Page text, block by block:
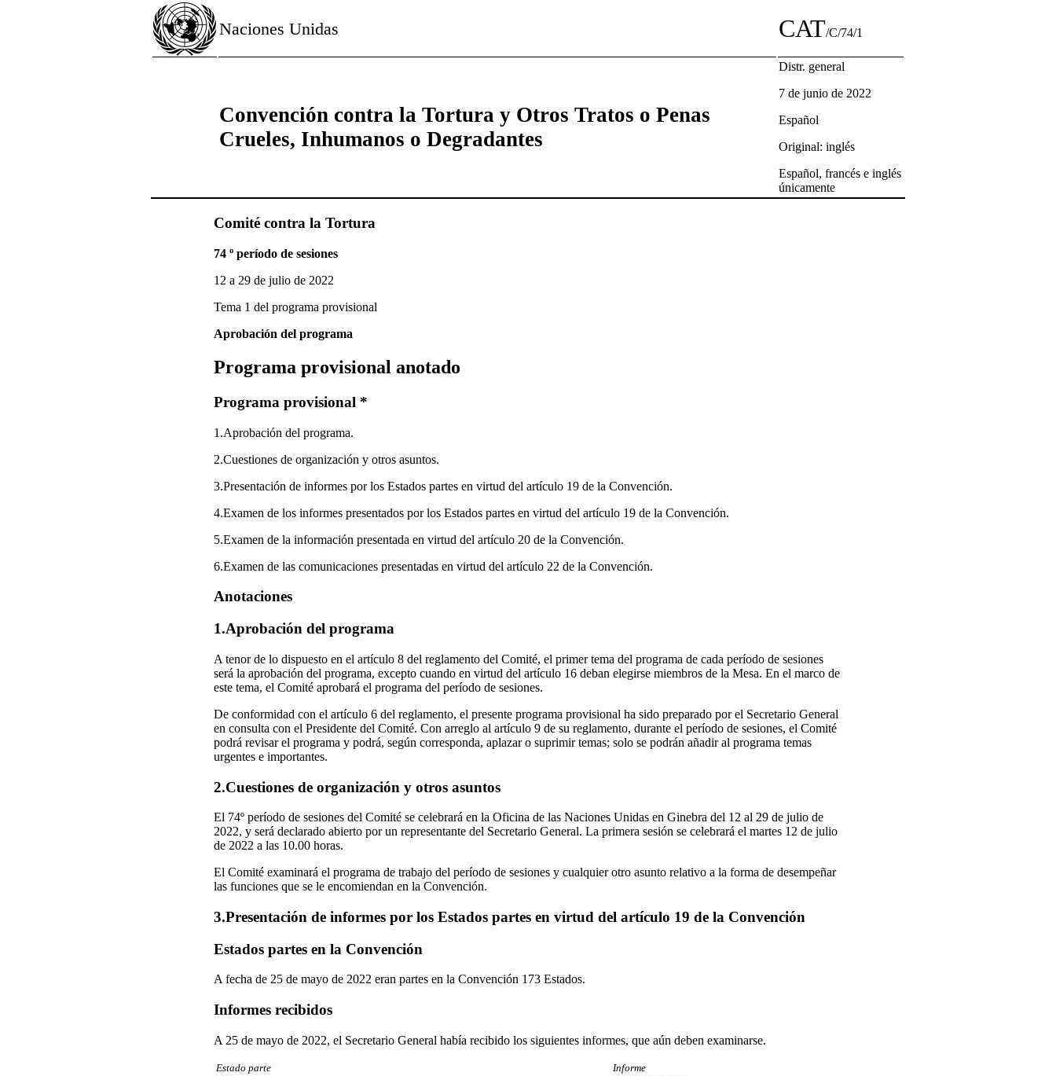
Naciones Unidas CAT/C/74/1
Convención contra la Tortura y Otros Tratos o Penas
Crueles, Inhumanos o Degradantes
Distr. general
7 de junio de 2022
Español
Original: inglés
Español, francés e inglés
únicamente
Comité contra la Tortura
74 º período de sesiones
12 a 29 de julio de 2022
Tema 1 del programa provisional
Aprobación del programa
Programa provisional anotado
Programa provisional *
1.Aprobación del programa.
2.Cuestiones de organización y otros asuntos.
3.Presentación de informes por los Estados partes en virtud del artículo 19 de la Convención.
4.Examen de los informes presentados por los Estados partes en virtud del artículo 19 de la Convención.
5.Examen de la información presentada en virtud del artículo 20 de la Convención.
6.Examen de las comunicaciones presentadas en virtud del artículo 22 de la Convención.
Anotaciones
1.Aprobación del programa
A tenor de lo dispuesto en el artículo 8 del reglamento del Comité, el primer tema del programa de cada período de sesiones
será la aprobación del programa, excepto cuando en virtud del artículo 16 deban elegirse miembros de la Mesa. En el marco de
este tema, el Comité aprobará el programa del período de sesiones.
De conformidad con el artículo 6 del reglamento, el presente programa provisional ha sido preparado por el Secretario General
en consulta con el Presidente del Comité. Con arreglo al artículo 9 de su reglamento, durante el período de sesiones, el Comité
podrá revisar el programa y podrá, según corresponda, aplazar o suprimir temas; solo se podrán añadir al programa temas
urgentes e importantes.
2.Cuestiones de organización y otros asuntos
El 74º período de sesiones del Comité se celebrará en la Oficina de las Naciones Unidas en Ginebra del 12 al 29 de julio de
2022, y será declarado abierto por un representante del Secretario General. La primera sesión se celebrará el martes 12 de julio
de 2022 a las 10.00 horas.
El Comité examinará el programa de trabajo del período de sesiones y cualquier otro asunto relativo a la forma de desempeñar
las funciones que se le encomiendan en la Convención.
3.Presentación de informes por los Estados partes en virtud del artículo 19 de la Convención
Estados partes en la Convención
A fecha de 25 de mayo de 2022 eran partes en la Convención 173 Estados.
Informes recibidos
A 25 de mayo de 2022, el Secretario General había recibido los siguientes informes, que aún deben examinarse.
Estado parte Informe